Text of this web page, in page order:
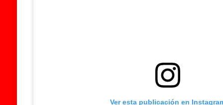
Ver esta publicación en